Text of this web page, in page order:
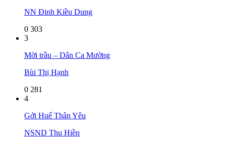
NN Đinh Kiều Dung
0 303
3
Mời trầu – Dân Ca Mường
Bùi Thị Hạnh
0 281
4
Gởi Huế Thân Yêu
NSND Thu Hiền